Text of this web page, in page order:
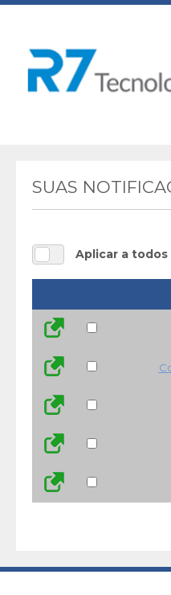
SUAS
Aplicar a todos